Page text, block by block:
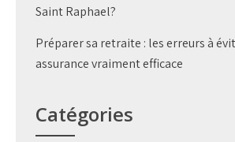
Saint Raphael?
Préparer sa retraite : les erreurs à
assurance vraiment efficace
Catégories